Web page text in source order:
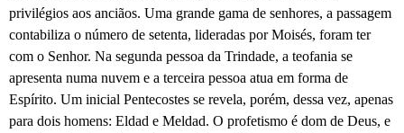
privilégios aos anciãos. Uma grande gama de senhores, a passagem
contabiliza o número de setenta, lideradas por Moisés, foram ter
com o Senhor. Na segunda pessoa da Trindade, a teofania se
apresenta numa nuvem e a terceira pessoa atua em forma de
Espírito. Um inicial Pentecostes se revela, porém, dessa vez, apenas
para dois homens: Eldad e Meldad. O profetismo é dom de Deus, e